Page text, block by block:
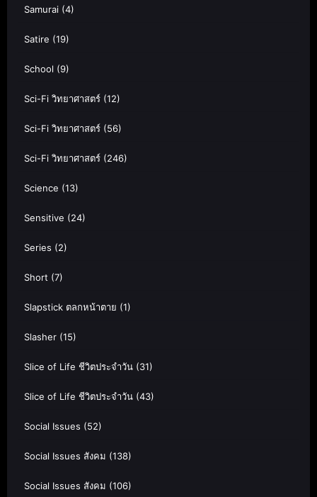
Samurai (4)
Satire (19)
School (9)
Sci-Fi วิทยาศาสตร์ (12)
Sci-Fi วิทยาศาสตร์ (56)
Sci-Fi วิทยาศาสตร์ (246)
Science (13)
Sensitive (24)
Series (2)
Short (7)
Slapstick ตลกหน้าตาย (1)
Slasher (15)
Slice of Life ชีวิตประจำวัน (31)
Slice of Life ชีวิตประจำวัน (43)
Social Issues (52)
Social Issues สังคม (138)
Social Issues สังคม (106)